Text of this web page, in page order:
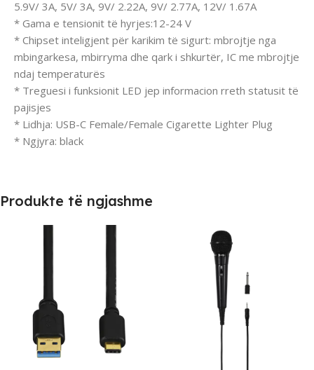
5.9V/ 3A, 5V/ 3A, 9V/ 2.22A, 9V/ 2.77A, 12V/ 1.67A
* Gama e tensionit të hyrjes:12-24 V
* Chipset inteligjent për karikim të sigurt: mbrojtje nga
mbingarkesa, mbirryma dhe qark i shkurtër, IC me mbrojtje
ndaj temperaturës
* Treguesi i funksionit LED jep informacion rreth statusit të
pajisjes
* Lidhja: USB-C Female/Female Cigarette Lighter Plug
* Ngjyra: black
Produkte të ngjashme